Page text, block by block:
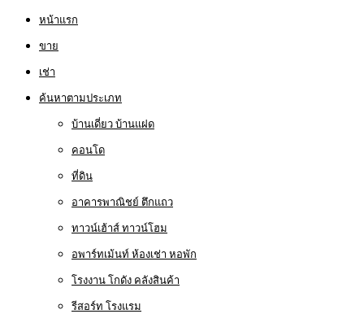
หน้าแรก
ขาย
เช่า
ค้นหาตามประเภท
บ้านเดี่ยว บ้านแฝด
คอนโด
ที่ดิน
อาคารพาณิชย์ ตึกแถว
ทาวน์เฮ้าส์ ทาวน์โฮม
อพาร์ทเม้นท์ ห้องเช่า หอพัก
โรงงาน โกดัง คลังสินค้า
รีสอร์ท โรงแรม